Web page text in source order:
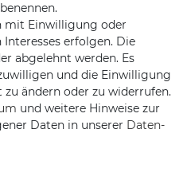
29360810
Wasch 6
mit Einwilligung oder
erfolgen. Die
abgelehnt werden. Es
und die Einwilligung
ändern oder zu widerrufen.
und weitere Hinweise zur
Daten in unserer Daten­